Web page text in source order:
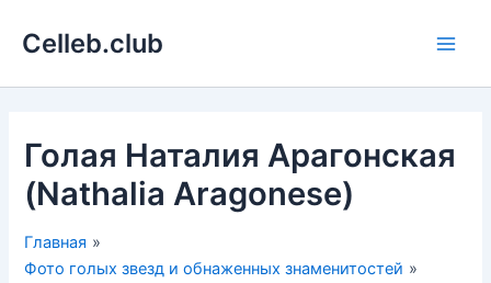
Celleb.club
Голая Наталия Арагонская
(Nathalia Aragonese)
Главная
Фото голых звезд и обнаженных знаменитостей